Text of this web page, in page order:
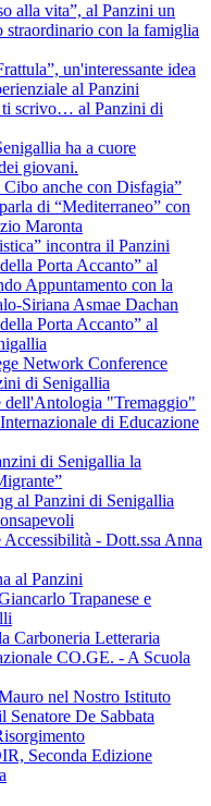
alla vita”, al Panzini un
straordinario con la famiglia
un'interessante idea
al Panzini
ti scrivo… al Panzini di
ha a cuore
giovani.
anche con Disfagia”
di “Mediterraneo” con
Maronta
incontra il Panzini
Porta Accanto” al
Appuntamento con la
Siriana Asmae Dachan
Porta Accanto” al
Network Conference
di Senigallia
dell'Antologia "Tremaggio"
di Educazione
di Senigallia la
al Panzini di Senigallia
Accessibilità - Dott.ssa Anna
al Panzini
Trapanese e
Carboneria Letteraria
CO.GE. - A Scuola
nel Nostro Istituto
Senatore De Sabbata
Seconda Edizione